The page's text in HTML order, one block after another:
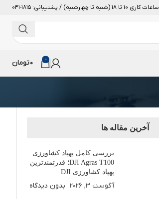
ساعات کاری 10 تا 18 (شنبه تا چهارشنبه) / پشتیبانی: 1815-041
0
0تومان
آخرین مقاله ها
بررسی کامل پهپاد کشاورزی
DJI Agras T100؛ قدرتمندترین
پهپاد کشاورزی DJI
آگوست 3, 2026 بدون دیدگاه